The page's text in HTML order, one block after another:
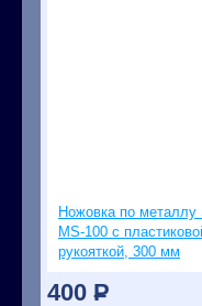
Ножовка по металлу
MS-100 с
рукояткой, 300 мм
400 P